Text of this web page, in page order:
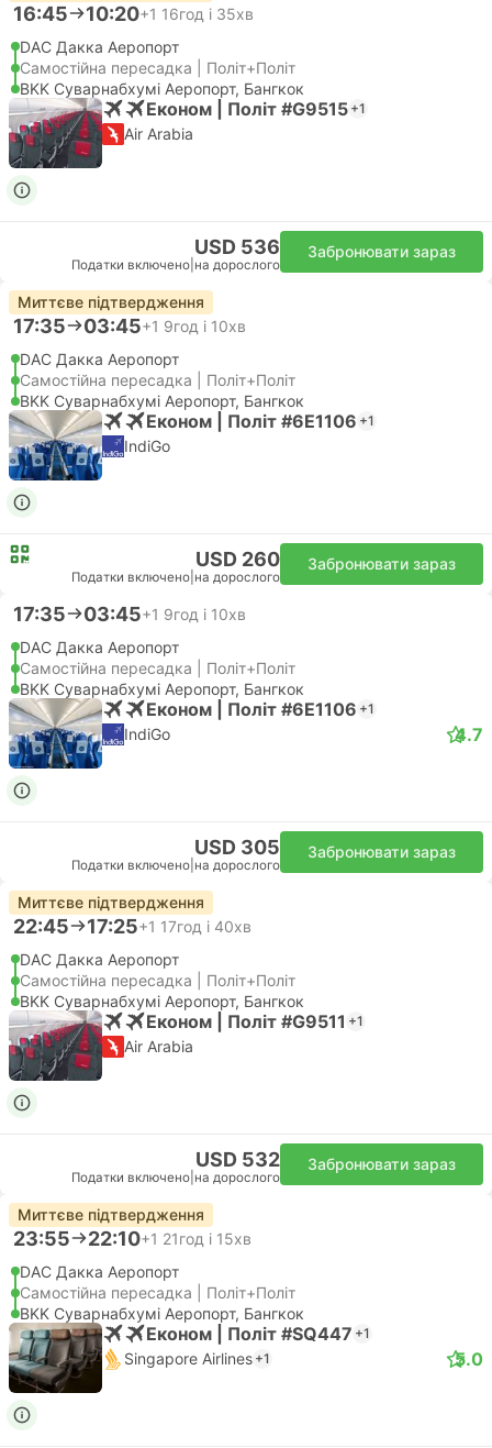
16:45 10:20+1 16год і 35хв
DAC Дакка Аеропорт
Самостійна пересадка | Політ+Політ
BKK Суварнабхумі Аеропорт, Бангкок
Економ | Політ #G9515 +1
Air Arabia
USD 536
Податки включено на дорослого
Забронювати зараз
Миттєве підтвердження
17:35 03:45+1 9год і 10хв
DAC Дакка Аеропорт
Самостійна пересадка | Політ+Політ
BKK Суварнабхумі Аеропорт, Бангкок
Економ | Політ #6E1106 +1
IndiGo
USD 260
Податки включено на дорослого
Забронювати зараз
17:35 03:45+1 9год і 10хв
DAC Дакка Аеропорт
Самостійна пересадка | Політ+Політ
BKK Суварнабхумі Аеропорт, Бангкок
Економ | Політ #6E1106 +1
IndiGo 4.7
USD 305
Податки включено на дорослого
Забронювати зараз
Миттєве підтвердження
22:45 17:25+1 17год і 40хв
DAC Дакка Аеропорт
Самостійна пересадка | Політ+Політ
BKK Суварнабхумі Аеропорт, Бангкок
Економ | Політ #G9511 +1
Air Arabia
USD 532
Податки включено на дорослого
Забронювати зараз
Миттєве підтвердження
23:55 22:10+1 21год і 15хв
DAC Дакка Аеропорт
Самостійна пересадка | Політ+Політ
BKK Суварнабхумі Аеропорт, Бангкок
Економ | Політ #SQ447 +1
Singapore Airlines +1 5.0